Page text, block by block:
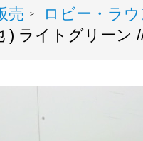
売 >
ロビー・ラ
) ライトグリーン